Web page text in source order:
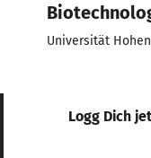
Universität
Logg Dich